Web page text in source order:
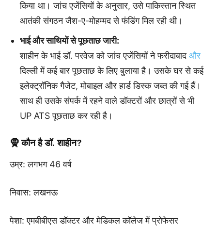
किया था। जांच एजेंसियों के अनुसार, उसे पाकिस्तान स्थित
आतंकी संगठन जैश-ए-मोहम्मद से फंडिंग मिल रही थी।
भाई और साथियों से पूछताछ जारी:
शाहीन के भाई डॉ. परवेज को जांच एजेंसियों ने फरीदाबादऔर
दिल्ली में कई बार पूछताछ के लिए बुलाया है। उसके घर से कई
इलेक्ट्रॉनिक गैजेट, मोबाइल और हार्ड डिस्क जब्त की गई हैं।
साथ ही उसके संपर्क में रहने वाले डॉक्टरों और छात्रों से भी
UP ATS पूछताछ कर रही है।
🧕 कौन है डॉ. शाहीन?
उम्र: लगभग 46 वर्ष
निवास: लखनऊ
पेशा: एमबीबीएस डॉक्टर और मेडिकल कॉलेज में प्रोफेसर